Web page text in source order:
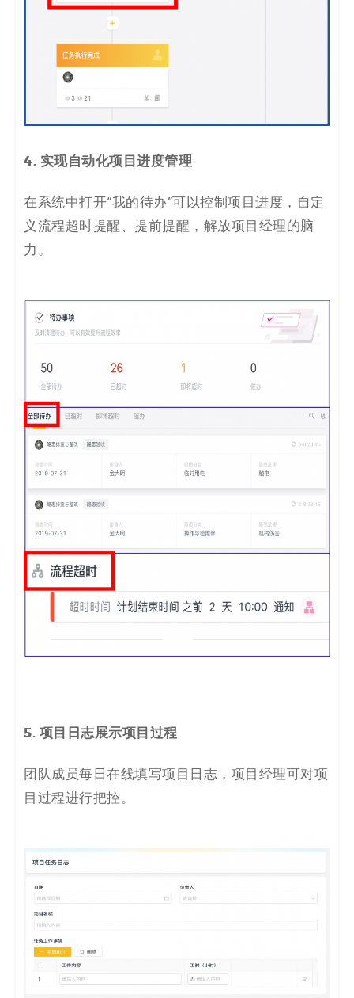
4. 实现自动化项目进度管理
在系统中打开“我的待办”可以控制项目进度，自定
义流程超时提醒、提前提醒，解放项目经理的脑
力。
5. 项目日志展示项目过程
团队成员每日在线填写项目日志，项目经理可对项
目过程进行把控。